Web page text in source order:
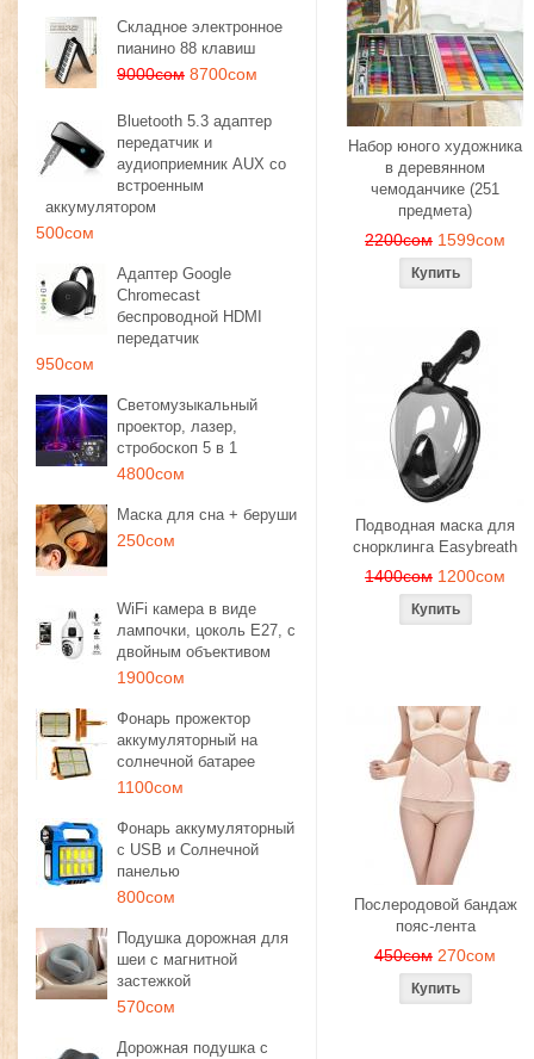
Складное электронное
пианино 88 клавиш
9000сом 8700сом
Bluetooth 5.3 адаптер
передатчик и
аудиоприемник AUX со
встроенным
аккумулятором
500сом
Адаптер Google
Chromecast
беспроводной HDMI
передатчик
950сом
Светомузыкальный
проектор, лазер,
стробоскоп 5 в 1
4800сом
Маска для сна + беруши
250сом
WiFi камера в виде
лампочки, цоколь E27, с
двойным объективом
1900сом
Фонарь прожектор
аккумуляторный на
солнечной батарее
1100сом
Фонарь аккумуляторный
с USB и Солнечной
панелью
800сом
Подушка дорожная для
шеи с магнитной
застежкой
570сом
Дорожная подушка с
Набор юного художника
в деревянном
чемоданчике (251
предмета)
2200сом 1599сом
Подводная маска для
снорклинга Easybreath
1400сом 1200сом
Послеродовой бандаж
пояс-лента
450сом 270сом